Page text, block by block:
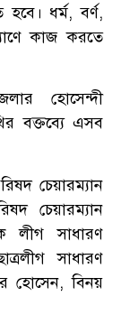
ধর্ম, বর্ণ,
কাজ করতে
হোসেন্দী
বক্তব্যে এসব
চেয়ারম্যান
চেয়ারম্যান
লীগ সাধারণ
সাধারণ
হোসেন, বিনয়